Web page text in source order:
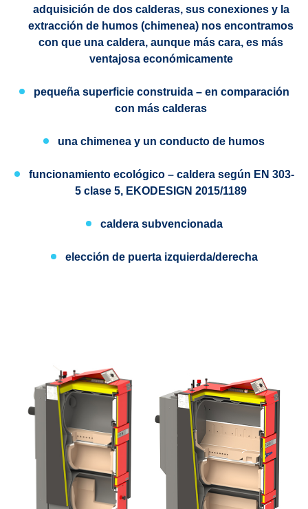
adquisición de dos calderas, sus conexiones y la
extracción de humos (chimenea) nos encontramos
con que una caldera, aunque más cara, es más
ventajosa económicamente
pequeña superficie construida– en comparación
con más calderas
una chimenea y un conducto de humos
funcionamiento ecológico– caldera según EN 303-
5 clase 5, EKODESIGN 2015/1189
caldera subvencionada
elección de puerta izquierda/derecha